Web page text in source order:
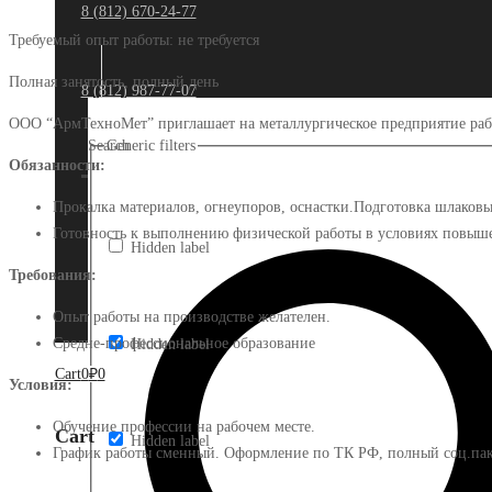
8 (812) 670-24-77
8 (812) 987-77-07
Cart0₽0
Cart
Search
Generic filters
Hidden label
Hidden label
Hidden label
Требуемый опыт работы: не требуется
Полная занятость, полный день
ООО “АрмТехноМет” приглашает на металлургическое предприятие
Обязанности:
Прокалка материалов, огнеупоров, оснастки.Подготовка
Готовность к выполнению физической работы в условиях
Требования:
Опыт работы на производстве желателен.
Средне-профессиональное образование
Условия:
Обучение профессии на рабочем месте.
График работы сменный. Оформление по ТК РФ, полный